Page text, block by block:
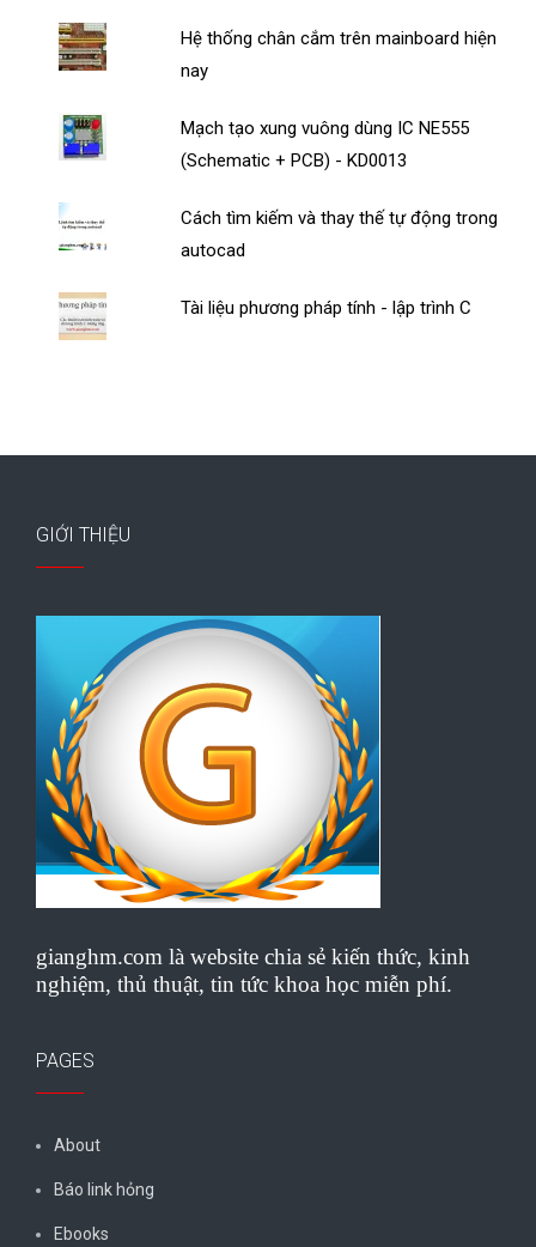
Hệ thống chân cắm trên mainboard hiện
nay
Mạch tạo xung vuông dùng IC NE555
(Schematic + PCB) - KD0013
Cách tìm kiếm và thay thế tự động trong
autocad
Tài liệu phương pháp tính - lập trình C
GIỚI THIỆU
gianghm.com là website chia sẻ kiến thức, kinh
nghiệm, thủ thuật, tin tức khoa học miễn phí.
PAGES
About
Báo link hỏng
Ebooks